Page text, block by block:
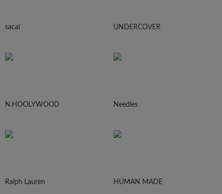
sacai UNDERCOVER
N.HOOLYWOOD Needles
Ralph Lauren HUMAN MADE